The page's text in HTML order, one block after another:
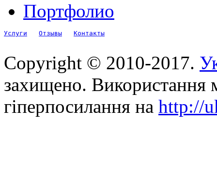
Портфолио
Услуги Отзывы Контакты
Copyright © 2010-2017.
захищено. Використання
гіперпосилання на http://